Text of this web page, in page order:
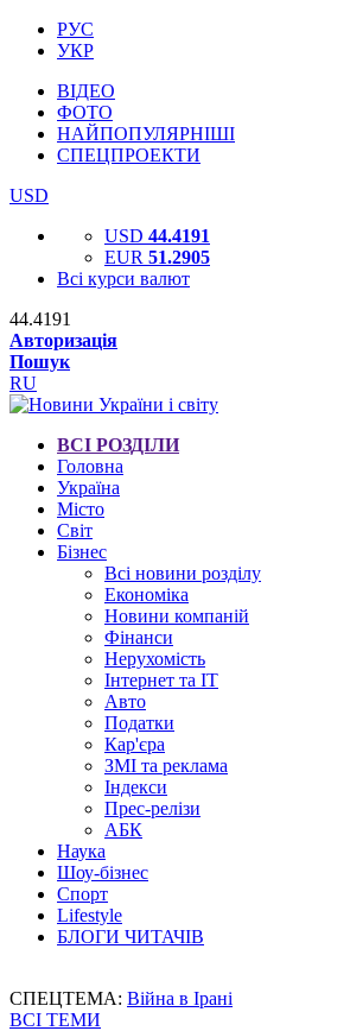
РУС
УКР
ВІДЕО
ФОТО
НАЙПОПУЛЯРНІШІ
СПЕЦПРОЕКТИ
USD
USD 44.4191
EUR 51.2905
Всі курси валют
44.4191
Авторизація
Пошук
RU
ВСІ РОЗДІЛИ
Головна
Україна
Місто
Світ
Бізнес
Всі новини розділу
Економіка
Новини компаній
Фінанси
Нерухомість
Інтернет та IT
Авто
Податки
Кар'єра
ЗМІ та реклама
Індекси
Прес-релізи
АБК
Наука
Шоу-бізнес
Спорт
Lifestyle
БЛОГИ ЧИТАЧІВ
СПЕЦТЕМА: Війна в Ірані
ВСІ ТЕМИ